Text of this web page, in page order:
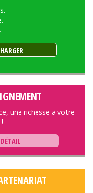
une richesse à votre